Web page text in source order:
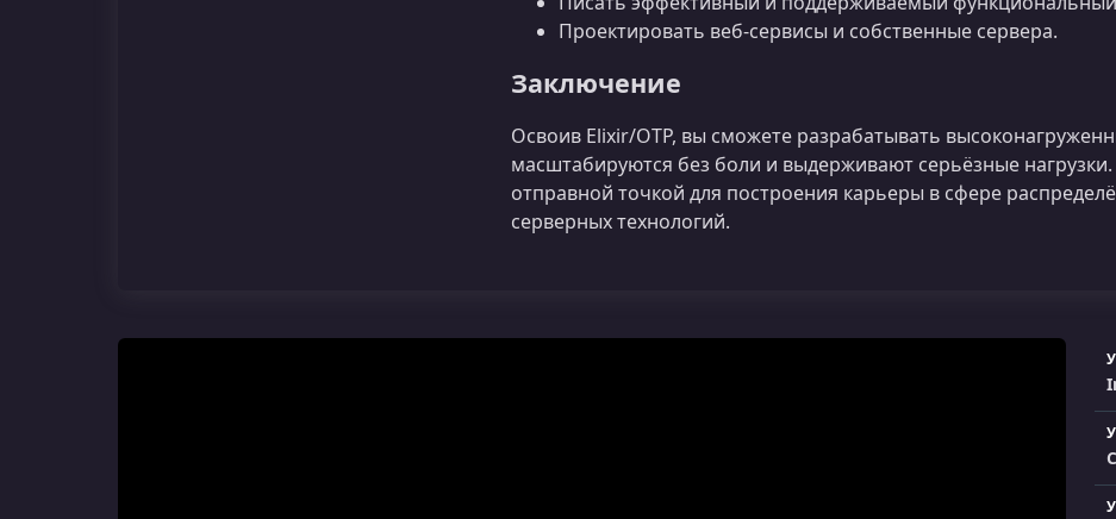
Проектировать веб‑сервисы и собственные сервера.
Заключение
Освоив Elixir/OTP, вы сможете разрабатывать
масштабируются без боли и выдерживают серьёзные нагрузки.
отправной точкой для построения карьеры в сфере
серверных технологий.